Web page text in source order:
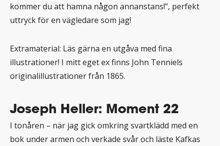
kommer du att hamna någon annanstans!”, perfekt
uttryck för en vägledare som jag!
Extramaterial: Läs gärna en utgåva med fina
illustrationer! I mitt eget ex finns John Tenniels
originalillustrationer från 1865.
Joseph Heller: Moment 22
I tonåren – när jag gick omkring svartklädd med en
bok under armen och verkade svår och läste Kafkas